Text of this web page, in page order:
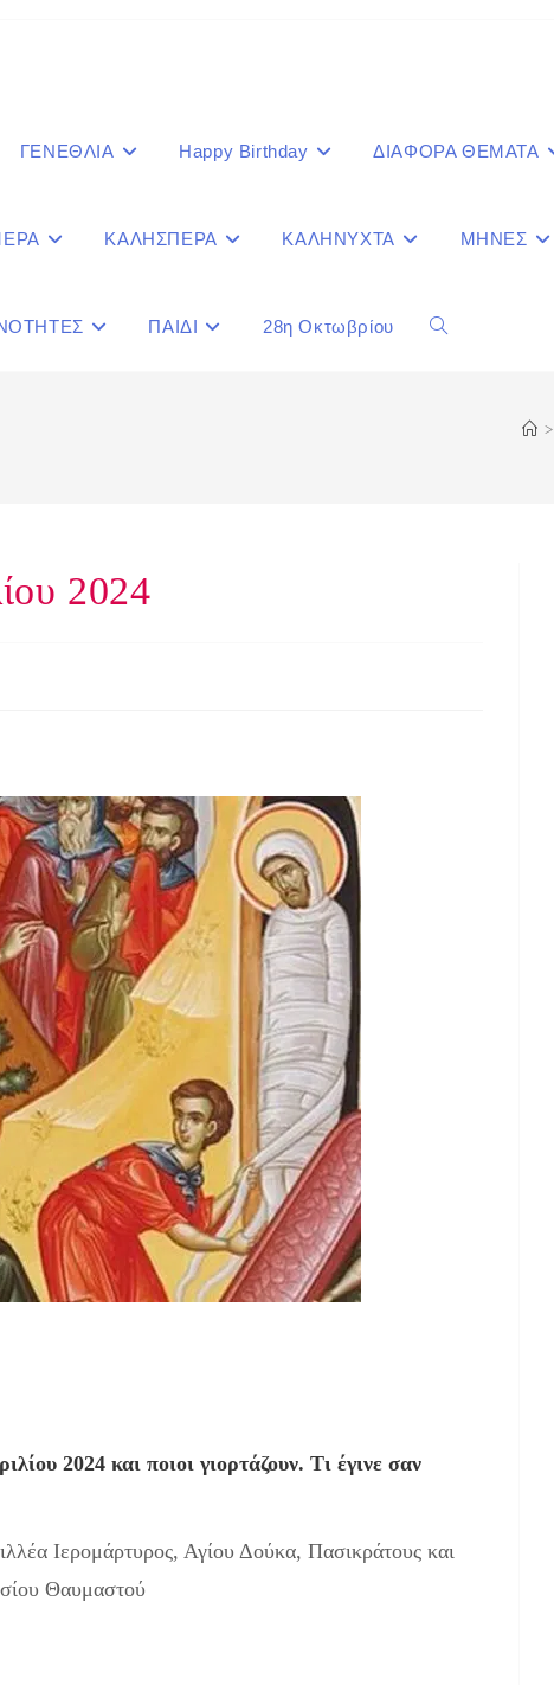
ΓΕΝΕΘΛΙΑ Happy Birthday ΔΙΑΦΟΡΑ ΘΕΜΑΤΑ
ΚΑΛΗΣΠΕΡΑ ΚΑΛΗΝΥΧΤΑ ΜΗΝΕΣ
ΠΑΙΔΙ 28η Οκτωβρίου Toggle
>
2024
2024 και ποιοι γιορτάζουν. Τι έγινε σαν
Ιερομάρτυρος, Αγίου Δούκα, Πασικράτους και
Θαυμαστού